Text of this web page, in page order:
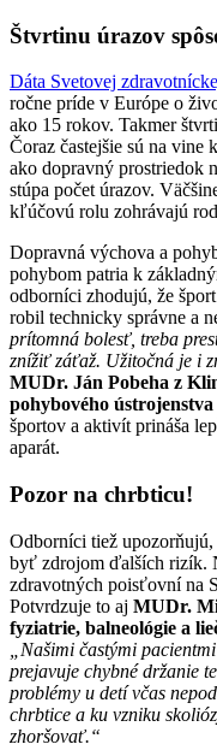
Štvrtinu úrazov
Dáta Svetovej
ročne príde v Európe o
ako 15 rokov. Takmer
Čoraz častejšie sú na
ako dopravný prostriedok
stúpa počet úrazov.
kľúčovú rolu zohrávajú
Dopravná výchova a
pohybom patria k
odborníci zhodujú, že
robil technicky správne a
prítomná bolesť, treba
znížiť záťaž. Užitočná je i
MUDr. Ján Pobeha z
pohybového
športov a aktivít prináša
aparát.
Pozor na chrbticu!
Odborníci tiež
byť zdrojom ďalších rizík.
zdravotných poisťovní na
Potvrdzuje to aj MUDr.
fyziatrie, balneológie a
„Našimi častými
prejavuje chybné držanie
problémy u detí včas
chrbtice a ku vzniku
zhoršovať.“